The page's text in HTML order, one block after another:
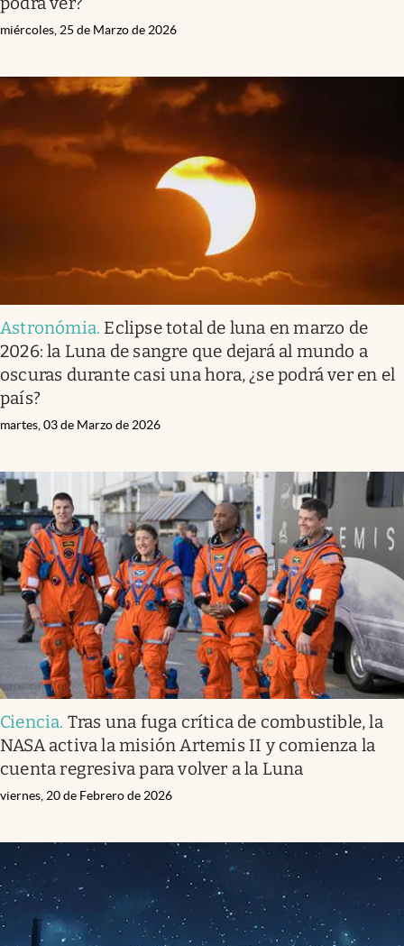
miércoles, 25 de Marzo de 2026
Astronómia. Eclipse total de luna en marzo de
2026: la Luna de sangre que dejará al mundo a
oscuras durante casi una hora, ¿se podrá ver en el
país?
martes, 03 de Marzo de 2026
Ciencia. Tras una fuga crítica de combustible, la
NASA activa la misión Artemis II y comienza la
cuenta regresiva para volver a la Luna
viernes, 20 de Febrero de 2026